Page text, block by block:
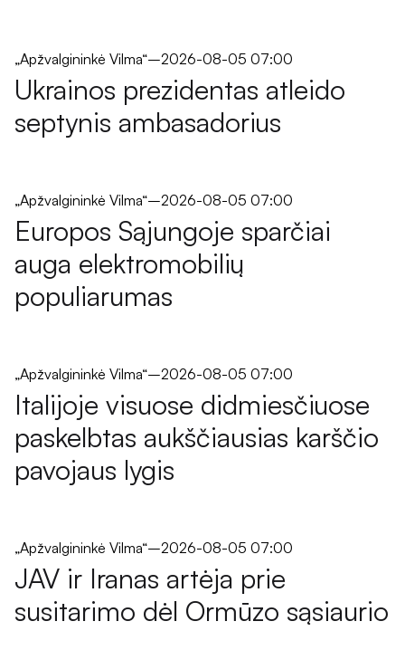
„Apžvalgininkė Vilma“–2026-08-05 07:00
Ukrainos prezidentas atleido
septynis ambasadorius
„Apžvalgininkė Vilma“–2026-08-05 07:00
Europos Sąjungoje sparčiai
auga elektromobilių
populiarumas
„Apžvalgininkė Vilma“–2026-08-05 07:00
Italijoje visuose didmiesčiuose
paskelbtas aukščiausias karščio
pavojaus lygis
„Apžvalgininkė Vilma“–2026-08-05 07:00
JAV ir Iranas artėja prie
susitarimo dėl Ormūzo sąsiaurio